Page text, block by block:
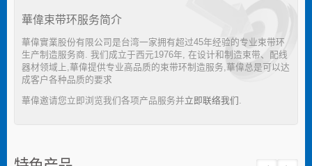
華偉束带环服务简介
華偉實業股份有限公司是台湾一家拥有超过45年经验的专业束带环
生产制造服务商. 我们成立于西元1976年, 在设计和制造束带、配线
器材领域上,華偉提供专业高品质的束带环制造服务,華偉总是可以达
成客户各种品质的要求
華偉邀请您立即浏览我们各项产品服务并立即联络我们 .